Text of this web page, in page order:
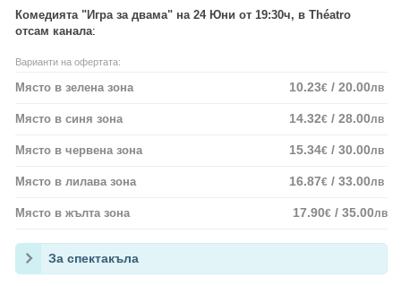
Комедията "Игра за двама" на 24 Юни от 19:30ч, в Théatro
отсам канала:
Варианти на офертата:
Място в зелена зона 10.23€ / 20.00лв
Място в синя зона 14.32€ / 28.00лв
Място в червена зона 15.34€ / 30.00лв
Място в лилава зона 16.87€ / 33.00лв
Място в жълта зона 17.90€ / 35.00лв
За спектакъла